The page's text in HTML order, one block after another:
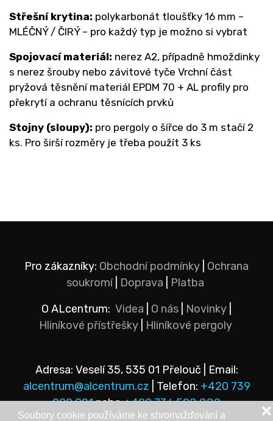
Soubory cookie používáme ke shromažďování a
❌
Střešní krytina: polykarbonát tloušťky 16 mm –
MLÉČNÝ / ČIRÝ – pro každý typ je možno si vybrat
Spojovací materiál: nerez A2, případně hmoždinky
s nerez šrouby nebo závitové tyče Vrchní část
pryžová těsnění materiál EPDM 70 + AL profily pro
překrytí a ochranu těsnících prvků
Stojny (sloupy): pro pergoly o šířce do 3 m stačí 2
ks. Pro širší rozměry je třeba použít 3 ks
Pro zákazníky: Obchodní podmínky Ochrana
soukromí| Doprava
Platba
O ALcentrum: Videa O nás Novinky
Hliníkové přístřešky| Hliníkové pergoly
Adresa: Veselí 35, 535 01 Přelouč | Email:
alcentrum@alcentrum.cz
| Telefon: +420 739
292 921nebo+420 736 528 889